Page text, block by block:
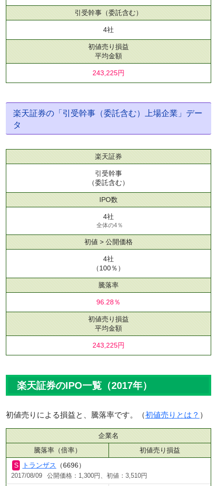
引受幹事 （委託含む）
4社
初値売り損益
平均金額
243,225円
楽天証券の「引受幹事（委託含む）上場企業」デー
タ
楽天証券
引受幹事
（委託含む）
IPO数
4社
全体の4％
初値 > 公開価格
4社
（100％）
騰落率
96.28％
初値売り損益
平均金額
243,225円
楽天証券のIPO一覧（2017年）
初値売りによる損益と、騰落率です。（初値売りとは？ ）
企業名
騰落率（倍率）
初値売り損益
トランザス
（6696）
2017/08/09 公開価格：1,300円、初値：3,510円